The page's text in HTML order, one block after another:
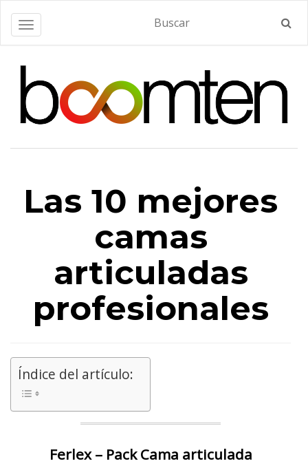
Alternar navegación
Las 10 mejores
camas
articuladas
profesionales
Índice del artículo:
Ferlex – Pack Cama articulada